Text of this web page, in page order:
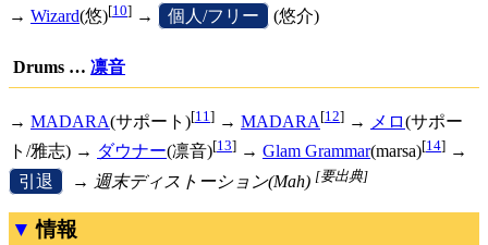
→ Wizard(悠)[10] → 個人/フリー (悠介)
Drums … 凛音
→ MADARA(サポート)[11 ] → MADARA [12] → メロ(サポー
ト/雅志) → ダウナー(凛音)[13] → Glam Grammar(marsa)[14] →
引退 → 週末ディストーション(Mah) [要出典]
情報